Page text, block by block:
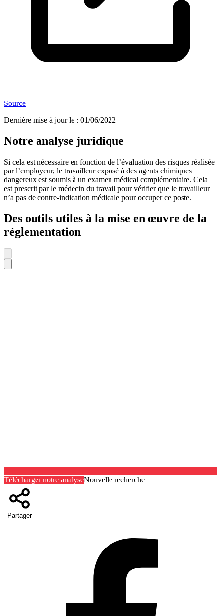
Source
Dernière mise à jour le : 01/06/2022
Notre analyse juridique
Si cela est nécessaire en fonction de l’évaluation des risques réalisée
par l’employeur, le travailleur exposé à des agents chimiques
dangereux est soumis à un examen médical complémentaire. Cela
est prescrit par le médecin du travail pour vérifier que le travailleur
n’a pas de contre-indication médicale pour occuper ce poste.
Des outils utiles à la mise en œuvre de la
réglementation
Télécharger notre analyseNouvelle recherche
Partager